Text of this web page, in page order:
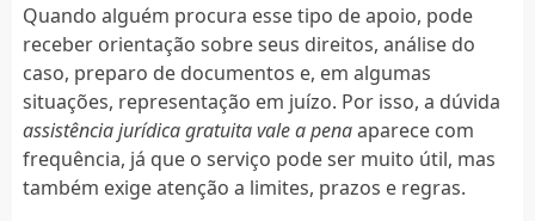
Quando alguém procura esse tipo de apoio, pode
receber orientação sobre seus direitos, análise do
caso, preparo de documentos e, em algumas
situações, representação em juízo. Por isso, a dúvida
assistência jurídica gratuita vale a penaaparece com
frequência, já que o serviço pode ser muito útil, mas
também exige atenção a limites, prazos e regras.